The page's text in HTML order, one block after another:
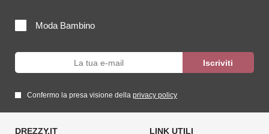
Moda Bambino
Confermo la presa visione della privacy policy